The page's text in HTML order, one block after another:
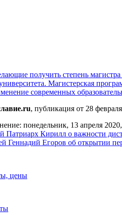
получить степень
Магистерская
современных
, публикация от 28
понедельник, 13 апреля
Патриарх Кирилл о важности
Геннадий Егоров об открытии
цены